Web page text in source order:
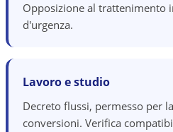
Opposizione al trattenimento
d'urgenza.
Lavoro e studio
Decreto flussi, permesso per
conversioni. Verifica